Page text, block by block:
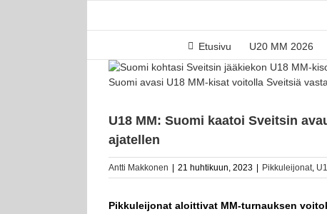
Etusivu
U20 MM 2026
Katso
kuvaa
Suomi avasi U18 MM-kisat voitolla Sveitsiä
U18 MM: Suomi kaatoi Sveitsin
ajatellen
Antti Makkonen 21 huhtikuun, 2023 Pikkuleijonat,
Pikkuleijonat aloittivat MM-turnauksen